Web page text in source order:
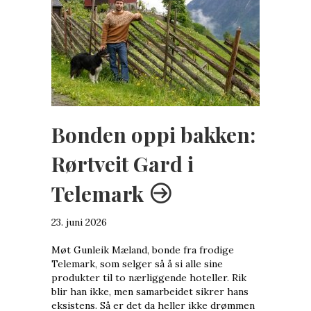
Bonden oppi bakken:
Rørtveit Gard i
Telemark
23. juni 2026
Møt Gunleik Mæland, bonde fra frodige
Telemark, som selger så å si alle sine
produkter til to nærliggende hoteller. Rik
blir han ikke, men samarbeidet sikrer hans
eksistens. Så er det da heller ikke drømmen